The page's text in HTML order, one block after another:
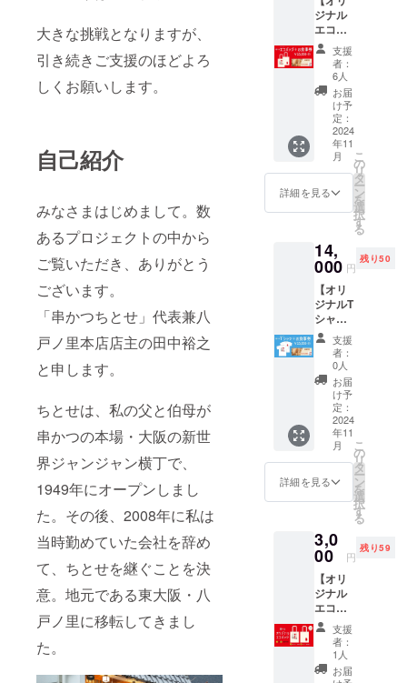
大きな挑戦となりますが、
引き続きご支援のほどよろ
しくお願いします。
自己紹介
みなさまはじめまして。数
あるプロジェクトの中から
ご覧いただき、ありがとう
ございます。
「串かつちとせ」代表兼八
戸ノ里本店店主の田中裕之
と申します。
ちとせは、私の父と伯母が
串かつの本場・大阪の新世
界ジャンジャン横丁で、
1949年にオープンしまし
た。その後、2008年に私は
当時勤めていた会社を辞め
て、ちとせを継ぐことを決
意。地元である東大阪・八
戸ノ里に移転してきまし
た。
愛される串
かつは、大
き目のネタ
に外はカリ
カリ、中は
フワフワの
衣をまとわ
せてさっく
りアッツア
ツでご提供
止のソース
は創業以来
変わらぬ
味。ほんの
り甘めのオ
リジナルブ
レンドソー
スを使用し
ています。
ジナル
エコ
バッグ
＋お食
事券
13,000
円分】
待望
の、オ
リジナ
ルエコ
バッグ
とお食
事券が
セット
容 ・お
礼の
メッ
セージ
・オリ
ジナル
エコ
バッグ
(1こ) ・
13,000
(1,000
円×13
枚)のお
食事券
・特製
缶バッ
以上4点
(八戸ノ
里本
店・小
阪店)で
の受け
取りor
郵送希
望かを
お選び
くださ
支援
者：
6人
お届
け予
定：
2024
年11
月
詳細を見る
こ
の
リ
タ
ー
ン
を
選
択
す
る
14,
000 円
残り50
【オリ
ジナルT
シャツ
＋お食
事券
13,000
円分】
待望
の、オ
リジナ
ルTシャ
ツとお
食事券
がセッ
トに！
内容 ・
メッ
セージ
・オリ
ジナルT
シャツ
・
13,000
(1,000
円×13
支援
者：
0人
お届
け予
定：
2024
年11
月
詳細を見る
こ
の
リ
タ
ー
ン
を
選
択
す
る
3,0
00 円
残り59
【オリ
ジナル
エコ
バッ
グ】 生
活の中
にちと
支援
者：
1人
お届